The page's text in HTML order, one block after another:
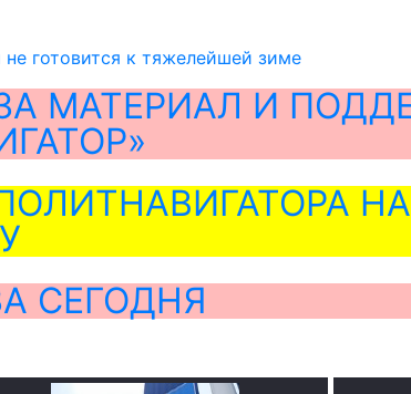
готовится к тяжелейшей зиме
МАТЕРИАЛ И
СЕГОДНЯ